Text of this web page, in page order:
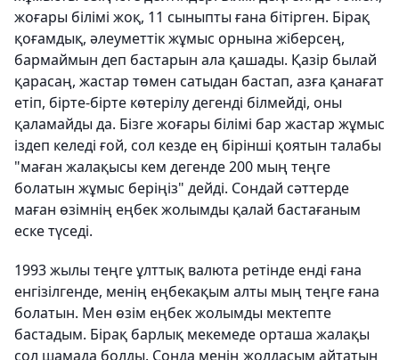
жоғары білімі жоқ, 11 сыныпты ғана бітірген. Бірақ
қоғамдық, әлеуметтік жұмыс орнына жіберсең,
бармаймын деп бастарын ала қашады. Қазір былай
қарасаң, жастар төмен сатыдан бастап, азға қанағат
етіп, бірте-бірте көтерілу дегенді білмейді, оны
қаламайды да. Бізге жоғары білімі бар жастар жұмыс
іздеп келеді ғой, сол кезде ең бірінші қоятын талабы
"маған жалақысы кем дегенде 200 мың теңге
болатын жұмыс беріңіз" дейді. Сондай сәттерде
маған өзімнің еңбек жолымды қалай бастағаным
еске түседі.
1993 жылы теңге ұлттық валюта ретінде енді ғана
енгізілгенде, менің еңбекақым алты мың теңге ғана
болатын. Мен өзім еңбек жолымды мектепте
бастадым. Бірақ барлық мекемеде орташа жалақы
сол шамада болды. Сонда менің жолдасым айтатын